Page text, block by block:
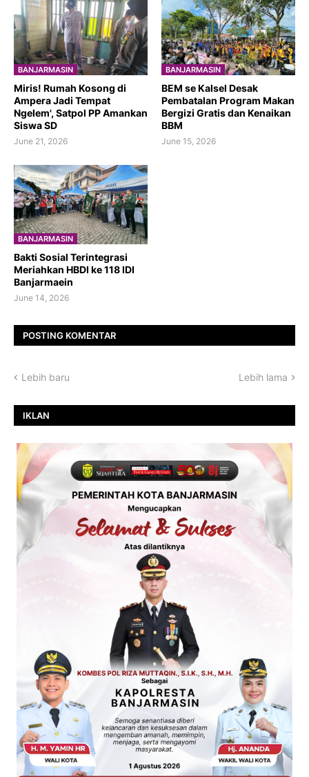
BANJARMASIN
​Miris! Rumah Kosong di
Ampera Jadi Tempat
Ngelem', Satpol PP Amankan
Siswa SD
June 21, 2026
BANJARMASIN
BEM se Kalsel Desak
Pembatalan Program Makan
Bergizi Gratis dan Kenaikan
BBM
June 15, 2026
BANJARMASIN
Bakti Sosial Terintegrasi
Meriahkan HBDI ke 118 IDI
Banjarmaein
June 14, 2026
POSTING KOMENTAR
Lebih baru Lebih lama
IKLAN